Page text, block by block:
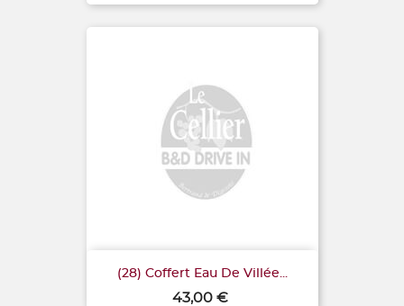
(28) Coffert Eau De Villée...
Prix
43,00 €